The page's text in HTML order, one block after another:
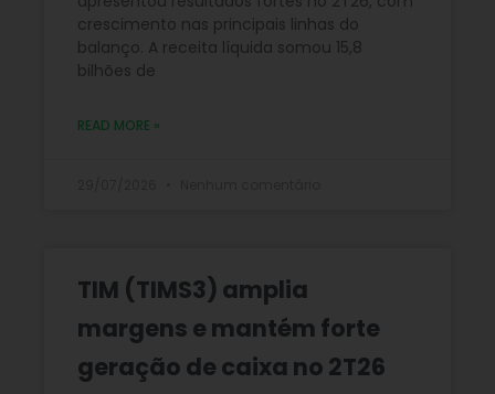
crescimento nas principais linhas do
balanço. A receita líquida somou 15,8
bilhões de
READ MORE »
TIM (TIMS3) amplia
margens e mantém forte
geração de caixa no 2T26